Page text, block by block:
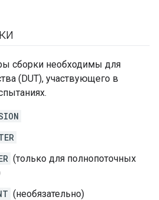
сборки необходимы для
(DUT), участвующего в
(только для полнопоточных
(необязательно)